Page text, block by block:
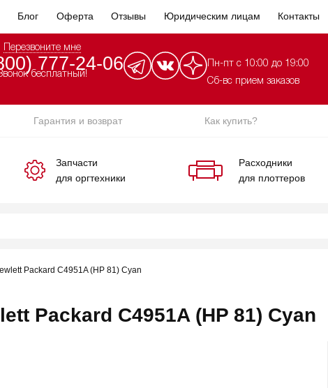
Блог Оферта Отзывы Юридическим лицам Контакты
Перезвоните мне
777-24-06
бесплатный!
Пн-пт с 10:00 до 19:00
Сб-вс прием заказов
Гарантия и возврат Как купить?
Запчасти
для оргтехники
Расходники
для плоттеров
Packard C4951A (HP 81) Cyan
Packard C4951A (HP 81) Cyan